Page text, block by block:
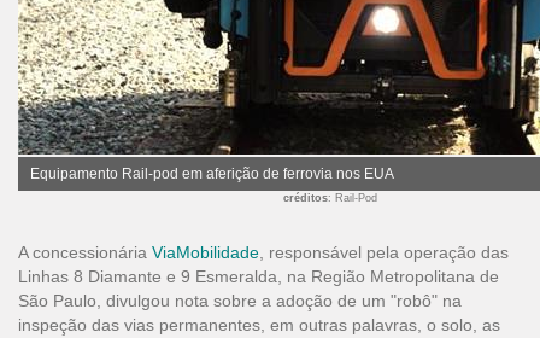
Equipamento Rail-pod em aferição de ferrovia nos EUA
créditos: Rail-Pod
A concessionária ViaMobilidade , responsável pela operação das
Linhas 8 Diamante e 9 Esmeralda, na Região Metropolitana de
São Paulo, divulgou nota sobre a adoção de um "robô" na
inspeção das vias permanentes, em outras palavras, o solo, as